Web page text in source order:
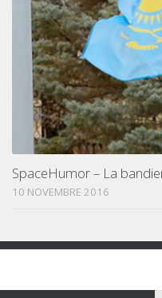
SpaceHumor – La
10 NOVEMBRE 2016